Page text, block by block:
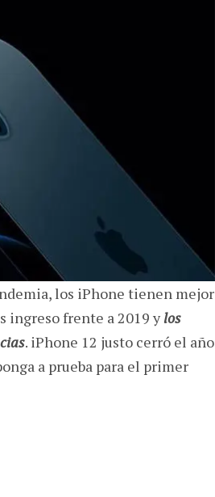
los iPhone tienen mejor
ingreso frente a 2019 ylos
. iPhone 12 justo cerró el año
a prueba para el primer